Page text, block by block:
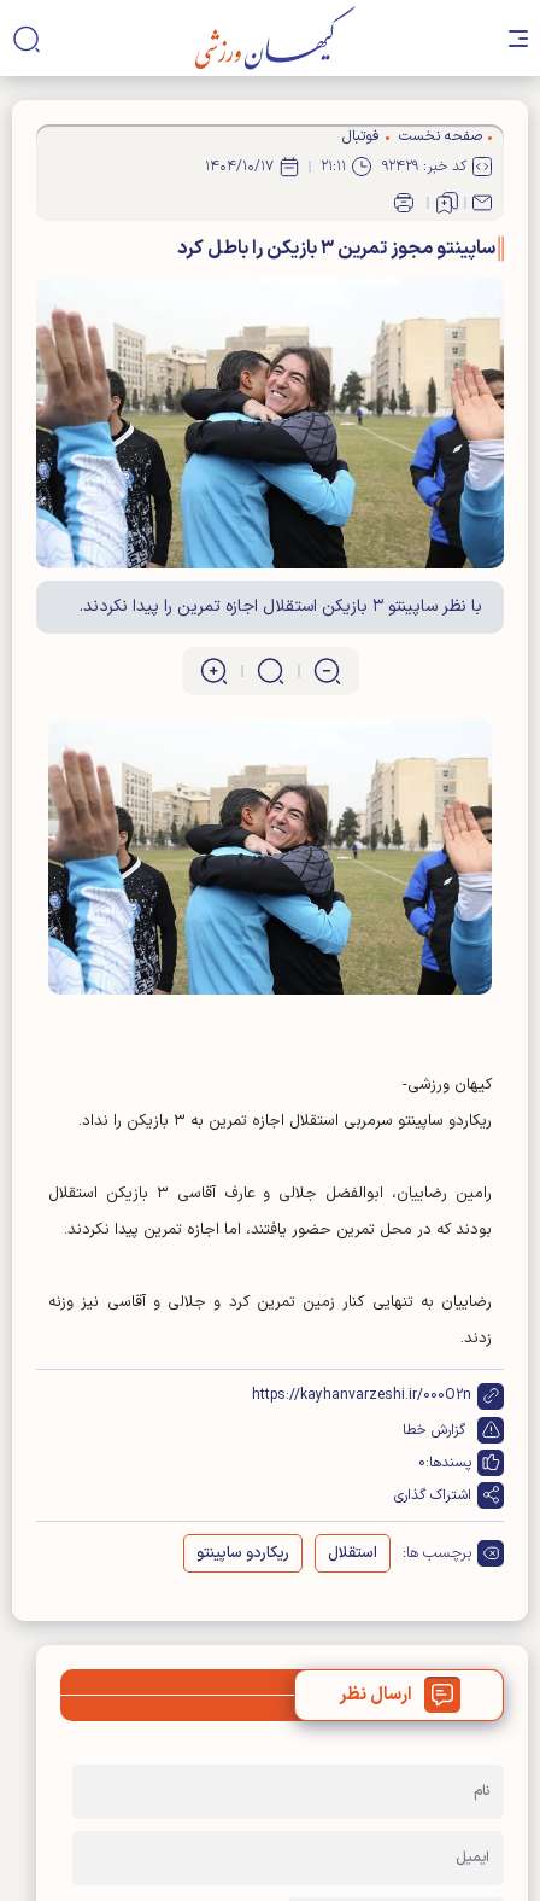
صفحه نخست
فوتبال
کد خبر: ۹۲۴۲۹
۲۱:۱۱ ۱۴۰۴/۱۰/۱۷
ساپینتو مجوز تمرین ۳ بازیکن را باطل کرد
با نظر ساپینتو ۳ بازیکن استقلال اجازه تمرین را پیدا نکردند.
کیهان ورزشی-
ریکاردو ساپینتو سرمربی استقلال اجازه تمرین به ۳ بازیکن را نداد.
رامین رضاییان، ابوالفضل جلالی و عارف آقاسی ۳ بازیکن استقلال
بودند که در محل تمرین حضور یافتند، اما اجازه تمرین پیدا نکردند.
رضاییان به تنهایی کنار زمین تمرین کرد و جلالی و آقاسی نیز وزنه
زدند.
https://kayhanvarzeshi.ir/000O2n
گزارش خطا
پسندها:0
اشتراک گذاری
برچسب ها: استقلال ریکاردو ساپینتو
ارسال نظر